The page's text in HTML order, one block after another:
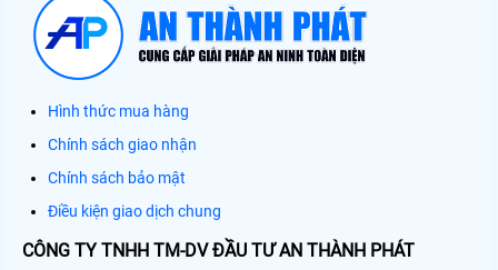
Hình thức mua hàng
Chính sách giao nhận
Chính sách bảo mật
Điều kiện giao dịch chung
CÔNG TY TNHH TM-DV ĐẦU TƯ AN THÀNH PHÁT